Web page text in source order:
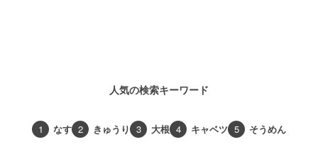
人気の検索キーワード
1 なす 2 きゅうり 3 大根 4 キャベツ 5 そうめん